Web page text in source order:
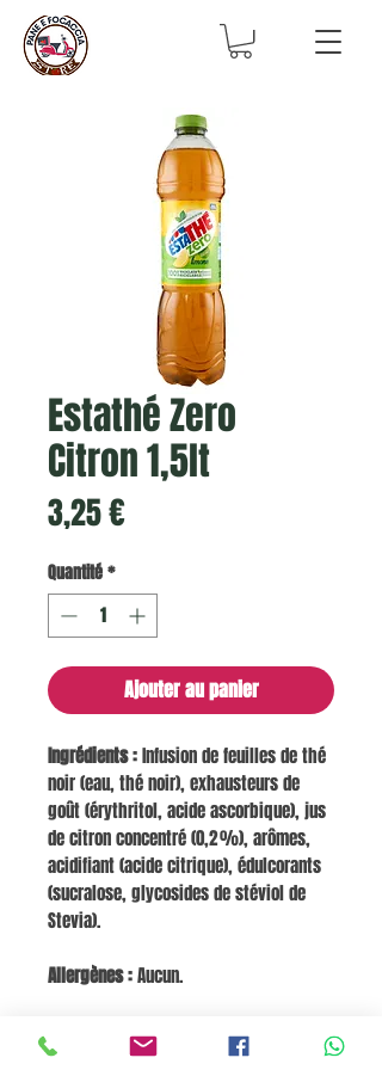
Estathé Zero
Citron 1,5lt
3,25 €Prix
Quantité*
Ajouter au panier
Ingrédients :Infusion de feuilles de thé
noir (eau, thé noir), exhausteurs de
goût (érythritol, acide ascorbique), jus
de citron concentré (0,2 %), arômes,
acidifiant (acide citrique), édulcorants
(sucralose, glycosides de stéviol de
Stevia).
Allergènes :Aucun.
Valeurs nutritionnelles pour 100 ml :
Énergie 2 kJ / 1 kcal, Lipides 0 g, dont